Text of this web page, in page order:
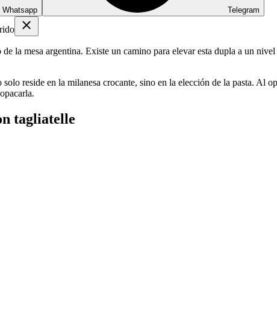
Whatsapp Telegram
la mesa argentina. Existe un camino para elevar esta dupla a un
reside en la milanesa crocante, sino en la elección de la pasta. Al
tagliatelle